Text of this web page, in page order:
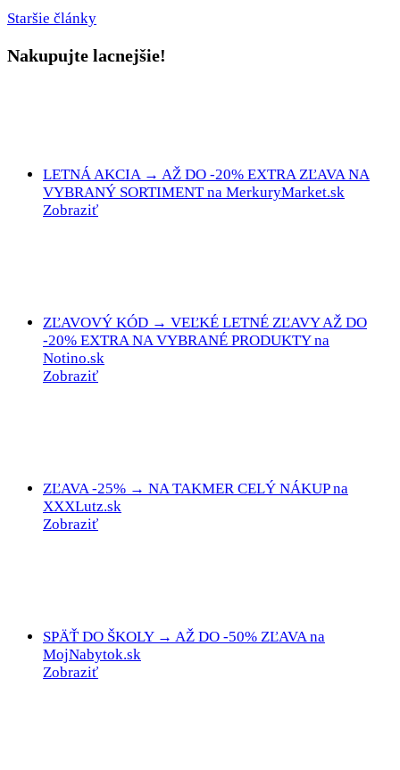
Staršie články
Nakupujte lacnejšie!
LETNÁ AKCIA → AŽ DO -20% EXTRA ZĽAVA NA
VYBRANÝ SORTIMENT na MerkuryMarket.sk
Zobraziť
ZĽAVOVÝ KÓD → VEĽKÉ LETNÉ ZĽAVY AŽ DO
-20% EXTRA NA VYBRANÉ PRODUKTY na
Notino.sk
Zobraziť
ZĽAVA -25% → NA TAKMER CELÝ NÁKUP na
XXXLutz.sk
Zobraziť
SPÄŤ DO ŠKOLY → AŽ DO -50% ZĽAVA na
MojNabytok.sk
Zobraziť